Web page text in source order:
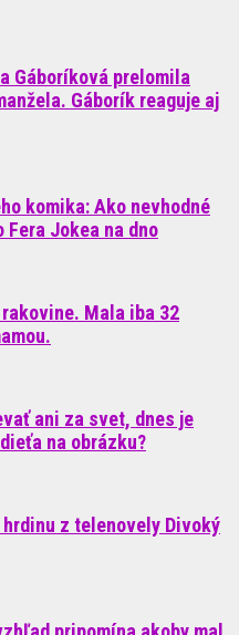
Gáboríková prelomila
Gáborík reaguje aj
komika: Ako nevhodné
Jokea na dno
Mala iba 32
ani za svet, dnes je
na obrázku?
z telenovely Divoký